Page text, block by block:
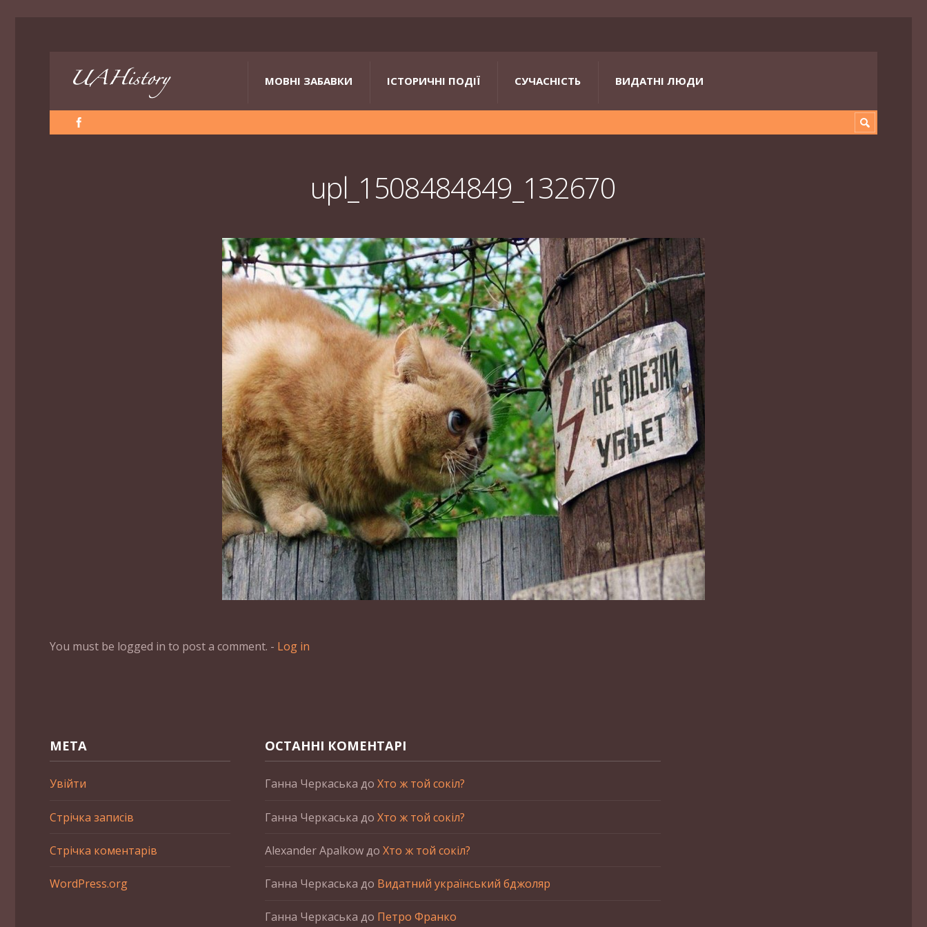
МОВНІ ЗАБАВКИ ІСТОРИЧНІ ПОДІЇ СУЧАСНІСТЬ ВИДАТНІ ЛЮДИ
upl_1508484849_132670
You must be logged in to post a comment. - Log in
МЕТА
Увійти
Стрічка записів
Стрічка коментарів
WordPress.org
ОСТАННІ КОМЕНТАРІ
Ганна Черкаська до Хто ж той сокіл?
Ганна Черкаська до Хто ж той сокіл?
Alexander Apalkowдо Хто ж той сокіл?
Ганна Черкаська до Видатний український бджоляр
Ганна Черкаська до Петро Франко